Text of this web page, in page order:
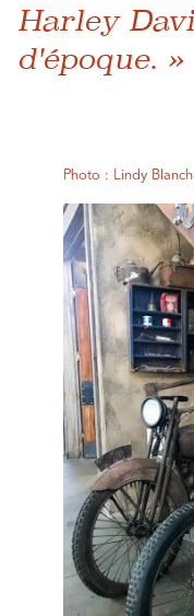
Harley
d'époque. »
Photo : Lindy